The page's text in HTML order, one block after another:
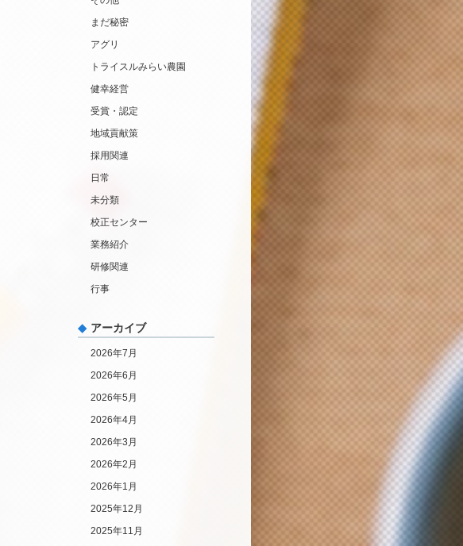
まだ秘密
アグリ
トライスルみらい農園
健幸経営
受賞・認定
地域貢献策
採用関連
日常
未分類
校正センター
業務紹介
研修関連
行事
アーカイブ
2026年7月
2026年6月
2026年5月
2026年4月
2026年3月
2026年2月
2026年1月
2025年12月
2025年11月